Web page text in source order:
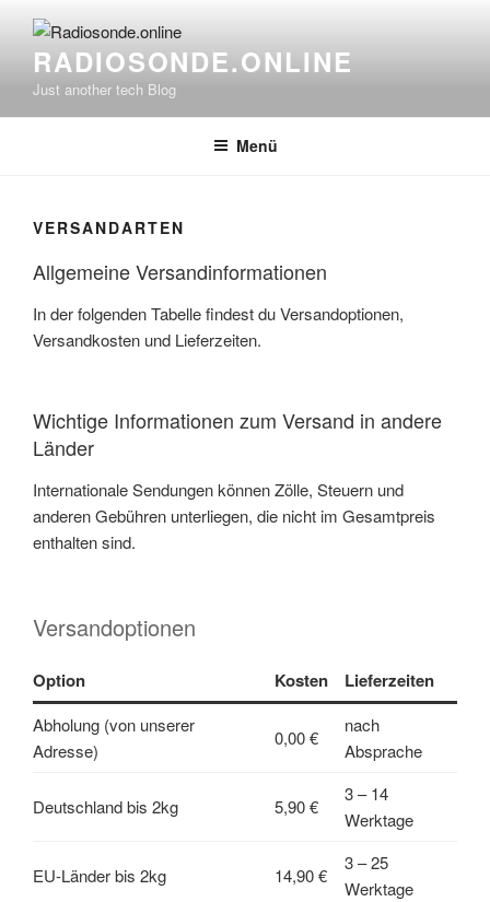
Inhalt
springenRADIOSONDE.ONLINE
Just another tech Blog
Menü
VERSANDARTEN
Allgemeine Versandinformationen
In der folgenden Tabelle findest du Versandoptionen,
Versandkosten und Lieferzeiten.
Wichtige Informationen zum Versand in andere
Länder
Internationale Sendungen können Zölle, Steuern und
anderen Gebühren unterliegen, die nicht im Gesamtpreis
enthalten sind.
Versandoptionen
Option Kosten Lieferzeiten
Abholung (von unserer
Adresse)
0,00 €
nach
Absprache
Deutschland bis 2kg 5,90 €
3 – 14
Werktage
EU-Länder bis 2kg 14,90 €
3 – 25
Werktage